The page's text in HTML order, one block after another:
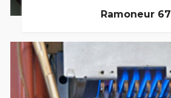
Ramoneur 67